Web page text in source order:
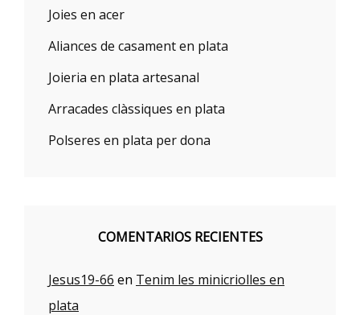
Joies en acer
Aliances de casament en plata
Joieria en plata artesanal
Arracades clàssiques en plata
Polseres en plata per dona
COMENTARIOS RECIENTES
Jesus19-66 en Tenim les minicriolles en
plata